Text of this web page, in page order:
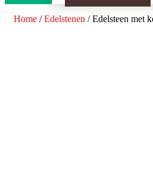
Home /Edelstenen / Edelsteen met